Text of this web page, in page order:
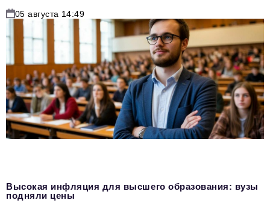
05 августа 14:49
Высокая инфляция для высшего образования: вузы
подняли цены